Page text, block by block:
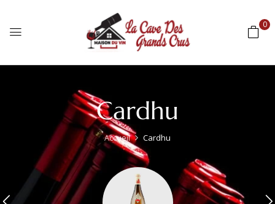
0
Cardhu
Accueil Cardhu